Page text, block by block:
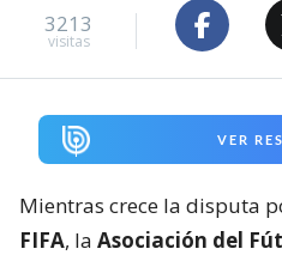
3213
visitas
VER
Mientras crece la disputa
FIFA, la Asociación del